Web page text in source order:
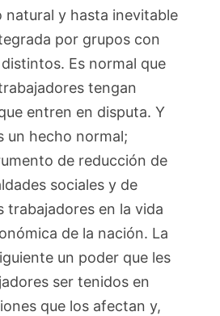
natural y hasta inevitable
por grupos con
Es normal que
tengan
entren en disputa. Y
un hecho normal;
de reducción de
sociales y de
trabajadores en la vida
de la nación. La
un poder que les
ser tenidos en
que los afectan y,